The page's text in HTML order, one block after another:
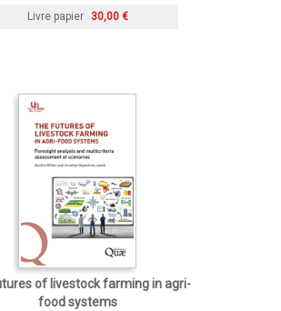
Livre papier 30,00 €
of livestock farming in agri-
food systems